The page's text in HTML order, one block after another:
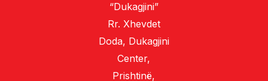
“Dukagjini”
Rr. Xhevdet
Doda, Dukagjini
Center,
Prishtinë,